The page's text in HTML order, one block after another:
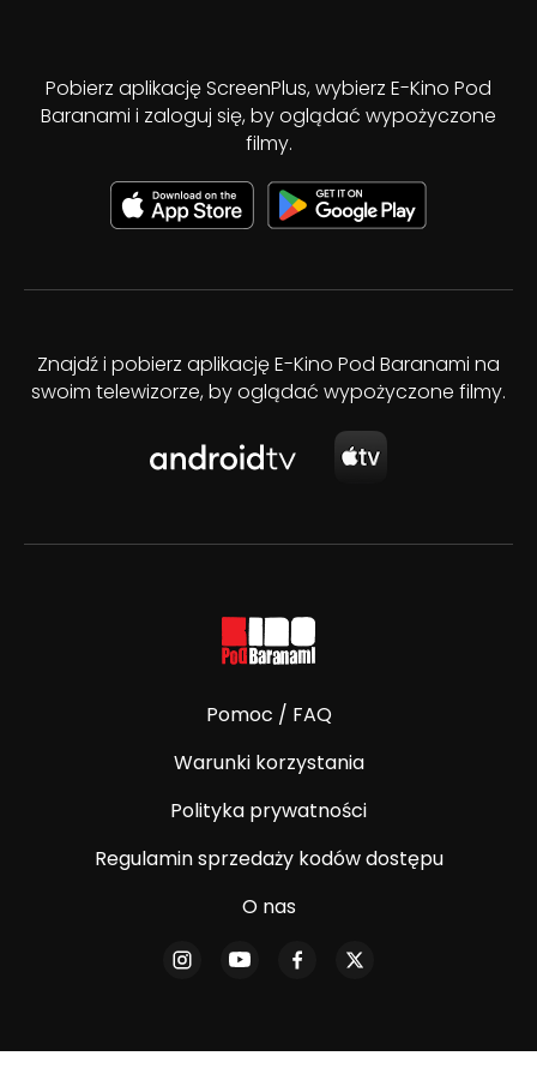
Pobierz aplikację ScreenPlus, wybierz E-Kino Pod
Baranami i zaloguj się, by oglądać wypożyczone
filmy.
Znajdź i pobierz aplikację E-Kino Pod Baranami na
swoim telewizorze, by oglądać wypożyczone filmy.
Pomoc / FAQ
Warunki korzystania
Polityka prywatności
Regulamin sprzedaży kodów dostępu
O nas